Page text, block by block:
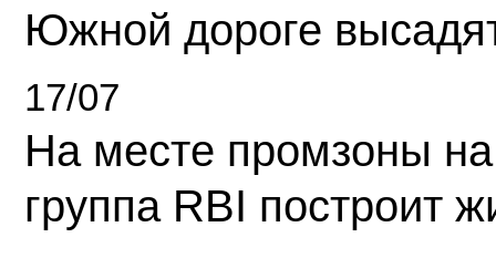
Южной дороге
17/07
На месте промзоны
группа RBI построит